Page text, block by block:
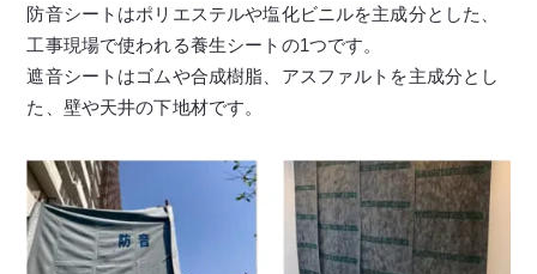
防音シートはポリエステルや塩化ビニルを主成分とした、
工事現場で使われる養生シートの1つです。
遮音シートはゴムや合成樹脂、アスファルトを主成分とし
た、壁や天井の下地材です。